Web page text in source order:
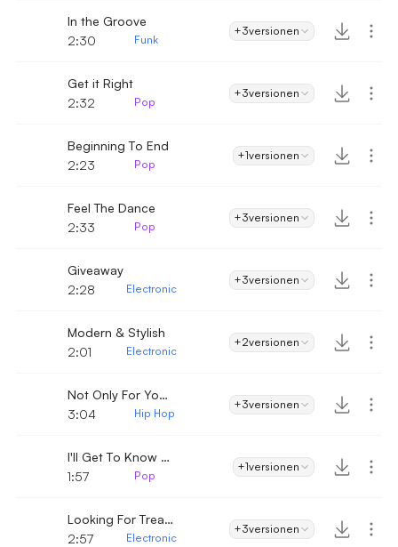
In the Groove
2:30
Funk
+3versionen
Get it Right
2:32
Pop
+3versionen
Beginning To End
2:23
Pop
+1versionen
Feel The Dance
2:33
Pop
+3versionen
Giveaway
2:28
Electronic
+3versionen
Modern & Stylish
2:01
Electronic
+2versionen
Not Only For Youngs
3:04
Hip Hop
+3versionen
I'll Get To Know You
1:57
Pop
+1versionen
Looking For Treasures
2:57
Electronic
+3versionen